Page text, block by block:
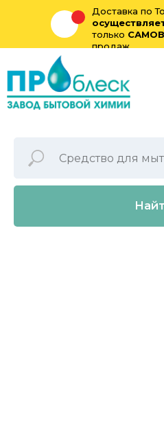
Доставка по
только
продаж